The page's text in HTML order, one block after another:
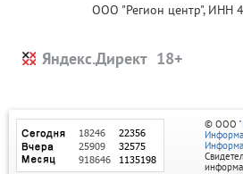
ООО "Регион центр", ИНН
Яндекс.Директ
© ООО